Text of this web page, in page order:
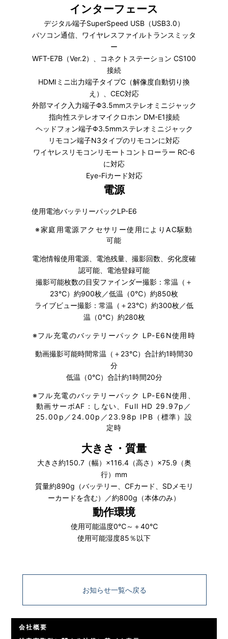
インターフェース
デジタル端子SuperSpeed USB（USB3.0）
パソコン通信、ワイヤレスファイルトランスミッタ
ー
WFT-E7B（Ver.2）、コネクトステーション CS100
接続
HDMIミニ出力端子タイプC（解像度自動切り換
え）、CEC対応
外部マイク入力端子Φ3.5mmステレオミニジャック
指向性ステレオマイクロホン DM-E1接続
ヘッドフォン端子Φ3.5mmステレオミニジャック
リモコン端子N3タイプのリモコンに対応
ワイヤレスリモコンリモートコントローラー RC-6
に対応
Eye-Fiカード対応
電源
使用電池バッテリーパックLP-E6
※家庭用電源アクセサリー使用によりAC駆動
可能
電池情報使用電源、電池残量、撮影回数、劣化度確
認可能、電池登録可能
撮影可能枚数の目安ファインダー撮影：常温（＋
23℃）約900枚／低温（0℃）約850枚
ライブビュー撮影：常温（＋23℃）約300枚／低
温（0℃）約280枚
※フル充電のバッテリーパック LP-E6N使用時
動画撮影可能時間常温（＋23℃）合計約1時間30
分
低温（0℃）合計約1時間20分
※フル充電のバッテリーパック LP-E6N使用、
動画サーボAF：しない、Full HD 29.97p／
25.00p／24.00p／23.98p IPB（標準）設
定時
大きさ・質量
大きさ約150.7（幅）×116.4（高さ）×75.9（奥
行）mm
質量約890g（バッテリー、CFカード、SDメモリ
ーカードを含む）／約800g（本体のみ）
動作環境
使用可能温度0℃～＋40℃
使用可能湿度85％以下
お知らせ一覧へ戻る
会社概要